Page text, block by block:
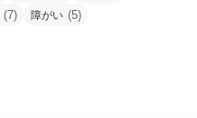
(7) 障がい (5)